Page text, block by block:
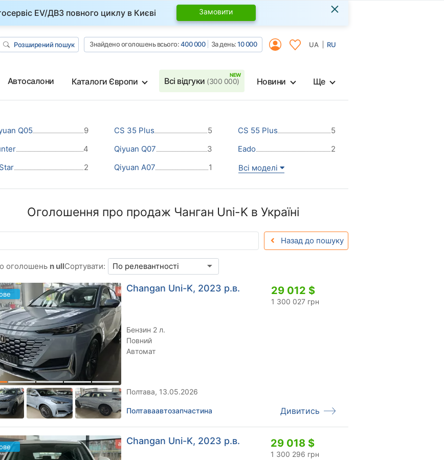
EV/ДВЗ повного циклу в Києві Замовити ×
Розширений пошук Знайдено оголошень всього:400 000 За день:10 000 UA RU
Автосалони Каталоги Європи Всі відгуки (300 000) Новини Ще
Q05 9 CS 35 Plus 5 CS 55 Plus
5
4 Qiyuan Q07 3 Eado
2
2 Qiyuan A07 1 Всі моделі
Оголошення про продаж Чанган Uni-K в Україні
Назад до пошуку
оголошень n ullСортувати:
Changan Uni-K, 2023 р.в. 29 012 $
1 300 027 грн
Бензин 2 л.
Повний
Автомат
Полтава, 13.05.2026
Полтаваавтозапчастина Дивитись
Changan Uni-K, 2023 р.в. 29 018 $
1 300 296 грн